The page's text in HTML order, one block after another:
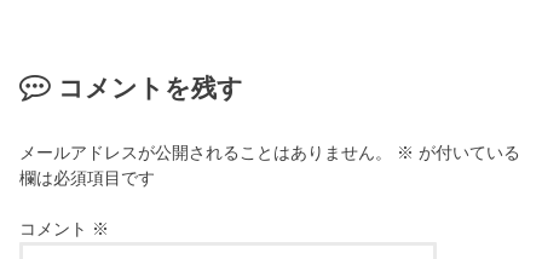
コメントを残す
メールアドレスが公開されることはありません。 ※ が付いている
欄は必須項目です
コメント ※